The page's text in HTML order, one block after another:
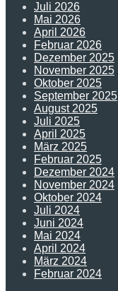
Juli 2026
Mai 2026
April 2026
Februar 2026
Dezember 2025
November 2025
Oktober 2025
September 2025
August 2025
Juli 2025
April 2025
März 2025
Februar 2025
Dezember 2024
November 2024
Oktober 2024
Juli 2024
Juni 2024
Mai 2024
April 2024
März 2024
Februar 2024